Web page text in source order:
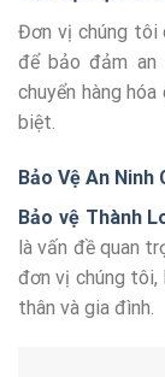
Đơn vị chúng tôi
để bảo đảm an
chuyển hàng
biệt.
Bảo Vệ An Ninh
Bảo vệ Thành
là vấn đề quan
đơn vị chúng tôi,
thân và gia đình.